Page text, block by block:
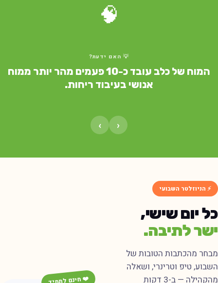
🧠
💡 האם ידעת?
המוח של כלב עובד כ-10 פעמים מהר יותר ממוח
אנושי בעיבוד ריחות.
⚡ הניוזלטר השבועי
יום שישי,
לתיבה.
מהכתבות הטובות של
טיפ וטרינרי, ושאלה
מהקהילה — ב-3 דקות